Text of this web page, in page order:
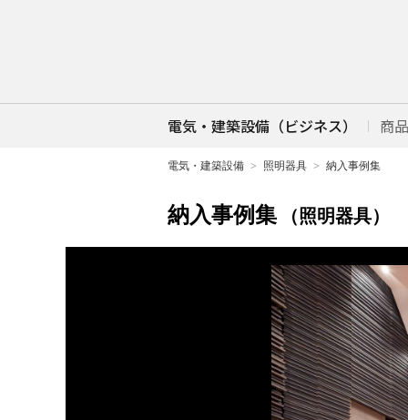
電気・建築設備（ビジネス） 商
電気・建築設備 照明器具 納入事例集
納入事例集 （照明器具）